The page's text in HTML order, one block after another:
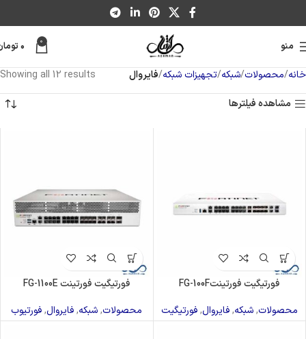
منو 0 ۰
خانه محصولات شبکه تجهیزات شبکه فایروال
Showing all 12 results
مشاهده فیلترها
فورتیگیت فورتینتFG-100F
محصولات,شبکه,فایروال,فورتیگیت
فورتیگیت فورتینت FG-1100E
محصولات,شبکه,فایروال,فورتیوب